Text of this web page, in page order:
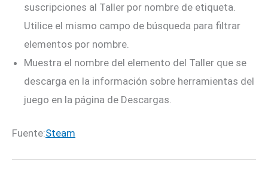
suscripciones al Taller por nombre de etiqueta.
Utilice el mismo campo de búsqueda para filtrar
elementos por nombre.
Muestra el nombre del elemento del Taller que se
descarga en la información sobre herramientas del
juego en la página de Descargas.
Fuente:Steam